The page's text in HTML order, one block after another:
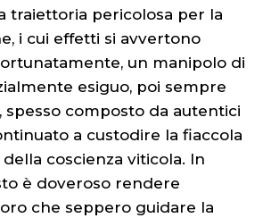
traiettoria pericolosa per la
i cui effetti si avvertono
un manipolo di
esiguo, poi sempre
spesso composto da autentici
a custodire la fiaccola
coscienza viticola. In
è doveroso rendere
che seppero guidare la